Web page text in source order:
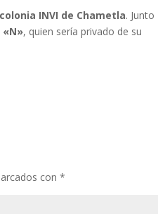
INVI de Chametla. Junto
«N», quien sería privado de su
con*